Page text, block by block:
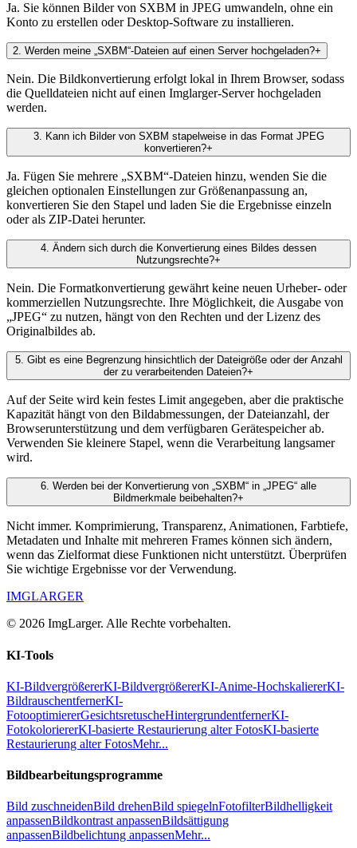
Ja. Sie können Bilder von SXBM in JPEG umwandeln, ohne ein
Konto zu erstellen oder Desktop-Software zu installieren.
2. Werden meine „SXBM“-Dateien auf einen Server hochgeladen?+
Nein. Die Bildkonvertierung erfolgt lokal in Ihrem Browser, sodass
die Quelldateien nicht auf einen Imglarger-Server hochgeladen
werden.
3. Kann ich Bilder von SXBM stapelweise in das Format JPEG
konvertieren?+
Ja. Fügen Sie mehrere „SXBM“-Dateien hinzu, wenden Sie die
gleichen optionalen Einstellungen zur Größenanpassung an,
konvertieren Sie den Stapel und laden Sie die Ergebnisse einzeln
oder als ZIP-Datei herunter.
4. Ändern sich durch die Konvertierung eines Bildes dessen
Nutzungsrechte?+
Nein. Die Formatkonvertierung gewährt keine neuen Urheber- oder
kommerziellen Nutzungsrechte. Ihre Möglichkeit, die Ausgabe von
„JPEG“ zu nutzen, hängt von den Rechten und der Lizenz des
Originalbildes ab.
5. Gibt es eine Begrenzung hinsichtlich der Dateigröße oder der Anzahl
der zu verarbeitenden Dateien?+
Auf der Seite wird kein festes Limit angegeben, aber die praktische
Kapazität hängt von den Bildabmessungen, der Dateianzahl, der
Browserunterstützung und dem verfügbaren Gerätespeicher ab.
Verwenden Sie kleinere Stapel, wenn die Verarbeitung langsamer
wird.
6. Werden bei der Konvertierung von „SXBM“ in „JPEG“ alle
Bildmerkmale beibehalten?+
Nicht immer. Komprimierung, Transparenz, Animationen, Farbtiefe,
Metadaten und Inhalte mit mehreren Frames können sich ändern,
wenn das Zielformat diese Funktionen nicht unterstützt. Überprüfen
Sie wichtige Ergebnisse vor der Verwendung.
IMGLARGER
© 2026 ImgLarger. Alle Rechte vorbehalten.
KI-Tools
KI-BildvergrößererKI-BildvergrößererKI-Anime-HochskaliererKI-
BildrauschentfernerKI-
FotooptimiererGesichtsretuscheHintergrundentfernerKI-
FotokoloriererKI-basierte Restaurierung alter FotosKI-basierte
Restaurierung alter FotosMehr...
Bildbearbeitungsprogramme
Bild zuschneidenBild drehenBild spiegelnFotofilterBildhelligkeit
anpassenBildkontrast anpassenBildsättigung
anpassenBildbelichtung anpassenMehr...